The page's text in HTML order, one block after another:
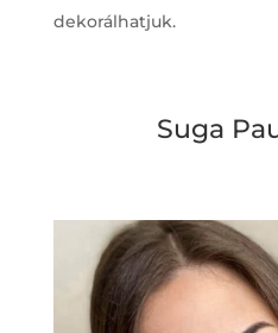
dekorálhatjuk.
Suga